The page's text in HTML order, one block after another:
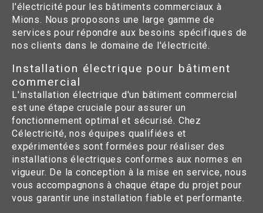
l'électricité pour les bâtiments commerciaux à
Mions. Nous proposons une large gamme de
services pour répondre aux besoins spécifiques de
nos clients dans le domaine de l'électricité.
Installation électrique pour bâtiment
commercial
L'installation électrique d'un bâtiment commercial
est une étape cruciale pour assurer un
fonctionnement optimal et sécurisé. Chez
Célectricité, nos équipes qualifiées et
expérimentées sont formées pour réaliser des
installations électriques conformes aux normes en
vigueur. De la conception à la mise en service, nous
vous accompagnons à chaque étape du projet pour
vous garantir une installation fiable et performante.